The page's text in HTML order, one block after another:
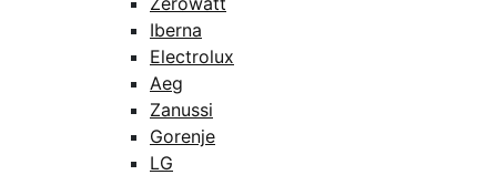
Iberna
Electrolux
Aeg
Zanussi
Gorenje
LG